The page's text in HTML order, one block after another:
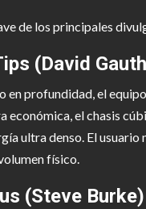
de los principales
(David
en profundidad, el
económica, el chasis
ultra denso. El
físico.
(Steve Burke)